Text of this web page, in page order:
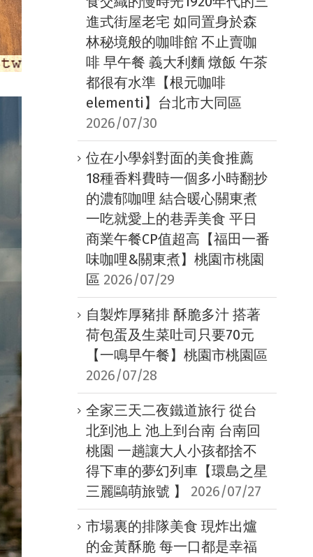
進式街屋老宅 如同置身於森
林秘境般的咖啡館 不止賣咖
啡 早午餐 義大利麵 燉飯 午茶
都很有水準【根元咖啡
elementi】台北市大同區
2026/07/30
位在小學斜對面的美食推薦
18種香料費時一個多小時翻抄
的濃郁咖哩 結合暖心關東煮
一吃就愛上的巷弄美食 平日
商業午餐CP值超高【福田一番
味咖哩&關東煮】桃園市桃園
區 2026/07/29
自製炸厚豬排 酥脆多汁 搭著
荷包蛋及生菜吐司只要70元
【一鳴早午餐】桃園市桃園區
2026/07/28
全家三天二夜鐵道旅行 從台
北到池上 池上到台南 台南回
桃園 一趟讓大人小孩都捨不
得下車的夢幻列車【環島之星
三麗鷗萌旅號 】
2026/07/27
市場裏的排隊美食 現炸出爐
的金黃酥脆 每一口都是幸福